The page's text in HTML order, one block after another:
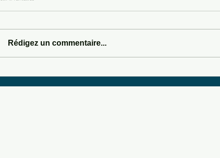
SOMEWHERE IN SEDONA
Rédigez un commentaire...